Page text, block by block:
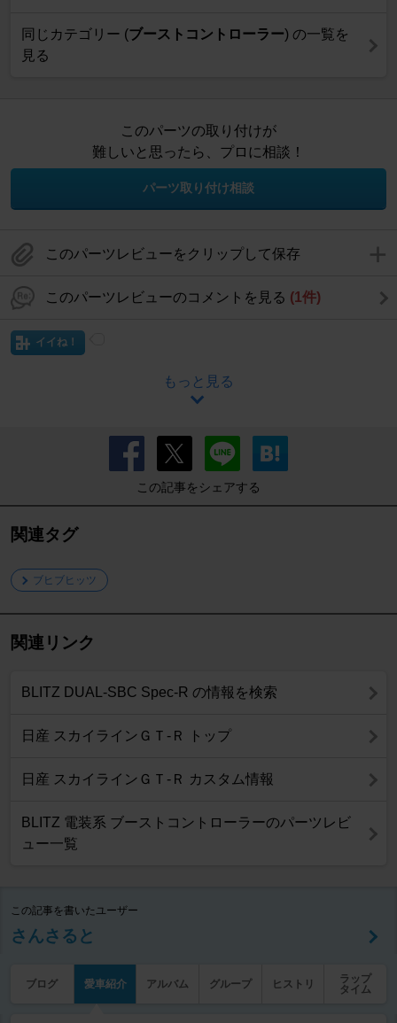
同じカテゴリー (ブーストコントローラー) の一覧を
見る
このパーツの取り付けが
難しいと思ったら、プロに相談！
パーツ取り付け相談
このパーツレビューをクリップして保存
このパーツレビューのコメントを見る (1件)
イイね！
もっと見る
この記事をシェアする
関連タグ
ブヒブヒッツ
関連リンク
BLITZ DUAL-SBC Spec-R の情報を検索
日産 スカイラインＧＴ‐Ｒ トップ
日産 スカイラインＧＴ‐Ｒ カスタム情報
BLITZ 電装系 ブーストコントローラーのパーツレビ
ュー一覧
この記事を書いたユーザー
さんさると
ブログ 愛車紹介 アルバム グループ ヒストリ
ラップ
タイム